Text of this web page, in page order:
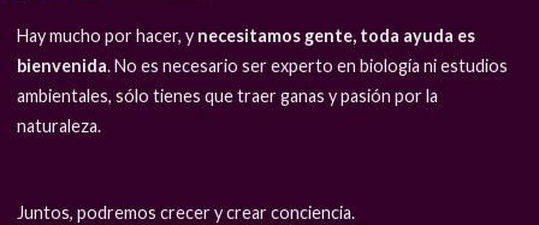
Hay mucho por hacer, y necesitamos gente, toda ayuda es
bienvenida. No es necesario ser experto en biología ni estudios
ambientales, sólo tienes que traer ganas y pasión por la
naturaleza.
Juntos, podremos crecer y crear conciencia.